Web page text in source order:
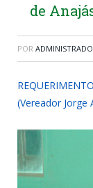
de
POR
(Vereador Jorge